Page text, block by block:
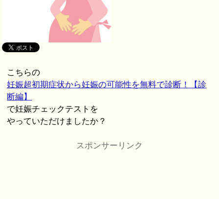
こちらの
妊娠超初期症状から妊娠の可能性を無料で診断！【診
断編】
で妊娠チェックテストを
やっていただけましたか？
スポンサーリンク